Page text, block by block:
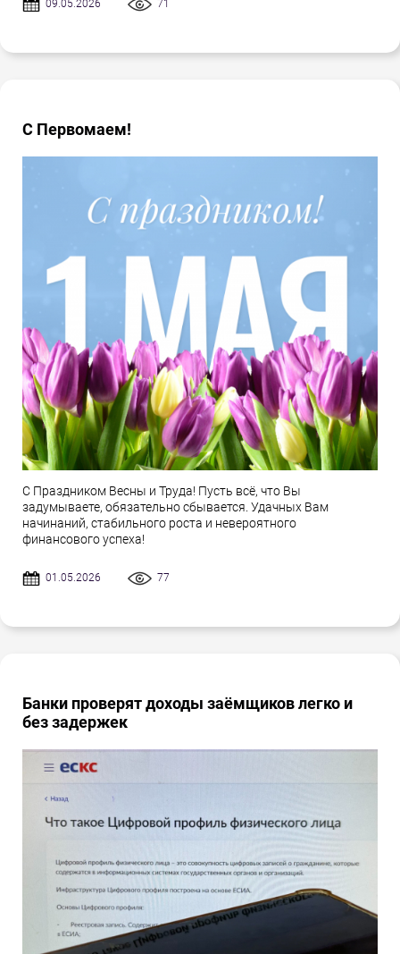
09.05.2026 71
С Первомаем!
С Праздником Весны и Труда! Пусть всё, что Вы
задумываете, обязательно сбывается. Удачных Вам
начинаний, стабильного роста и невероятного
финансового успеха!
01.05.2026 77
Банки проверят доходы заёмщиков легко и
без задержек